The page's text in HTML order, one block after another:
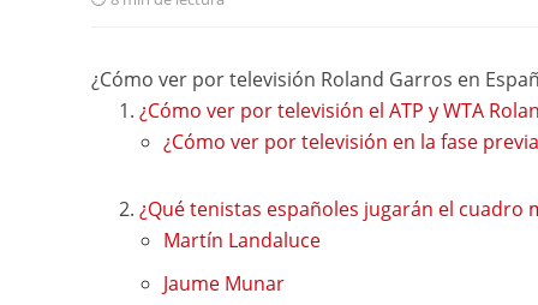
¿Cómo ver por televisión Roland Garros en
¿Cómo ver por televisión el ATP y WTA
¿Cómo ver por televisión en la fase
¿Qué tenistas españoles jugarán el cuadro
Martín Landaluce
Jaume Munar